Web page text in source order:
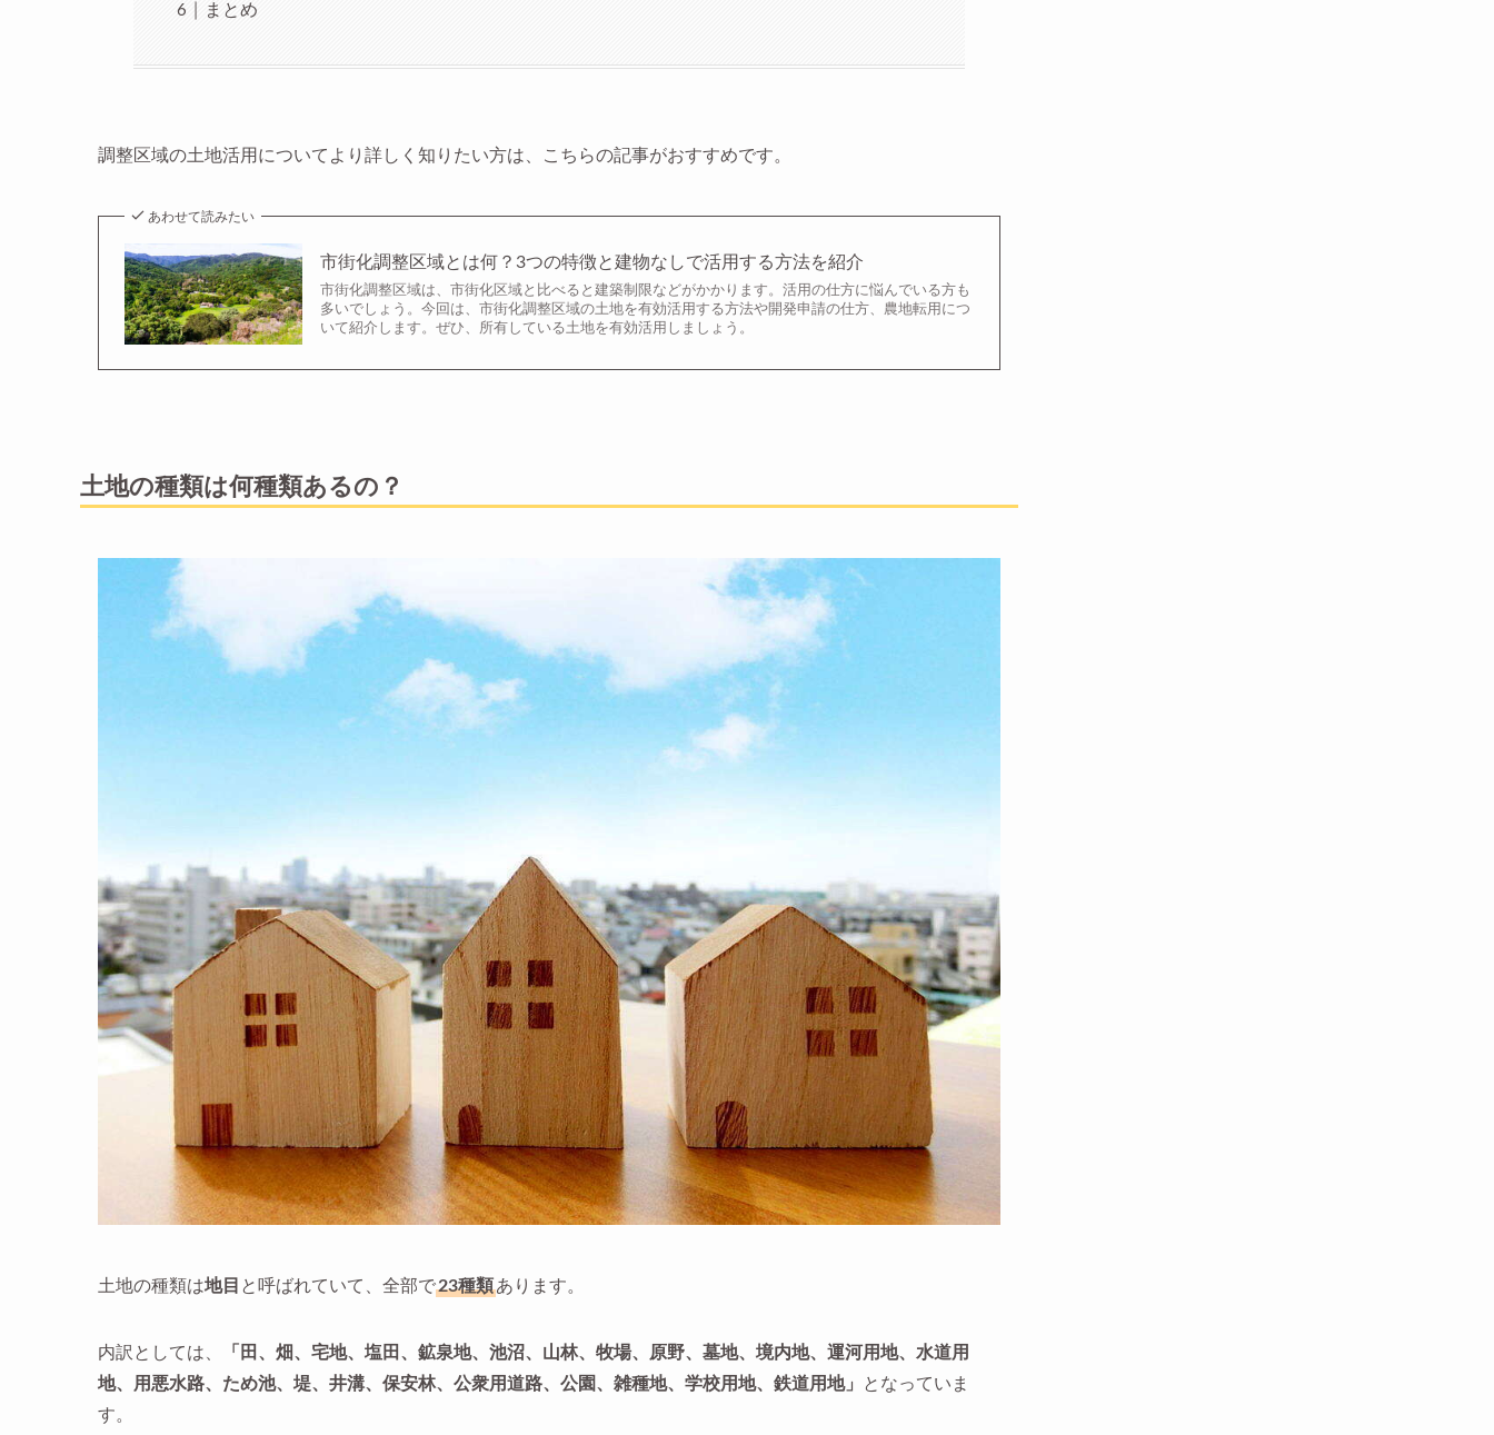
まとめ
調整区域の土地活用についてより詳しく知りたい方は、こちらの記事がおすすめです。
あわせて読みたい
市街化調整区域とは何？3つの特徴と建物なしで活用する方法を紹介
市街化調整区域は、市街化区域と比べると建築制限などがかかります。活用の仕方に悩んでいる方も
多いでしょう。今回は、市街化調整区域の土地を有効活用する方法や開発申請の仕方、農地転用につ
いて紹介します。ぜひ、所有している土地を有効活用しましょう。
土地の種類は何種類あるの？
土地の種類は地目 と呼ばれていて、全部で23種類あります。
内訳としては、
「田、畑、宅地、塩田、鉱泉地、池沼、山林、牧場、原野、墓地、境内地、運河用地、水道用
地、用悪水路、ため池、堤、井溝、保安林、公衆用道路、公園、雑種地、学校用地、鉄道用地」
となっていま
す。